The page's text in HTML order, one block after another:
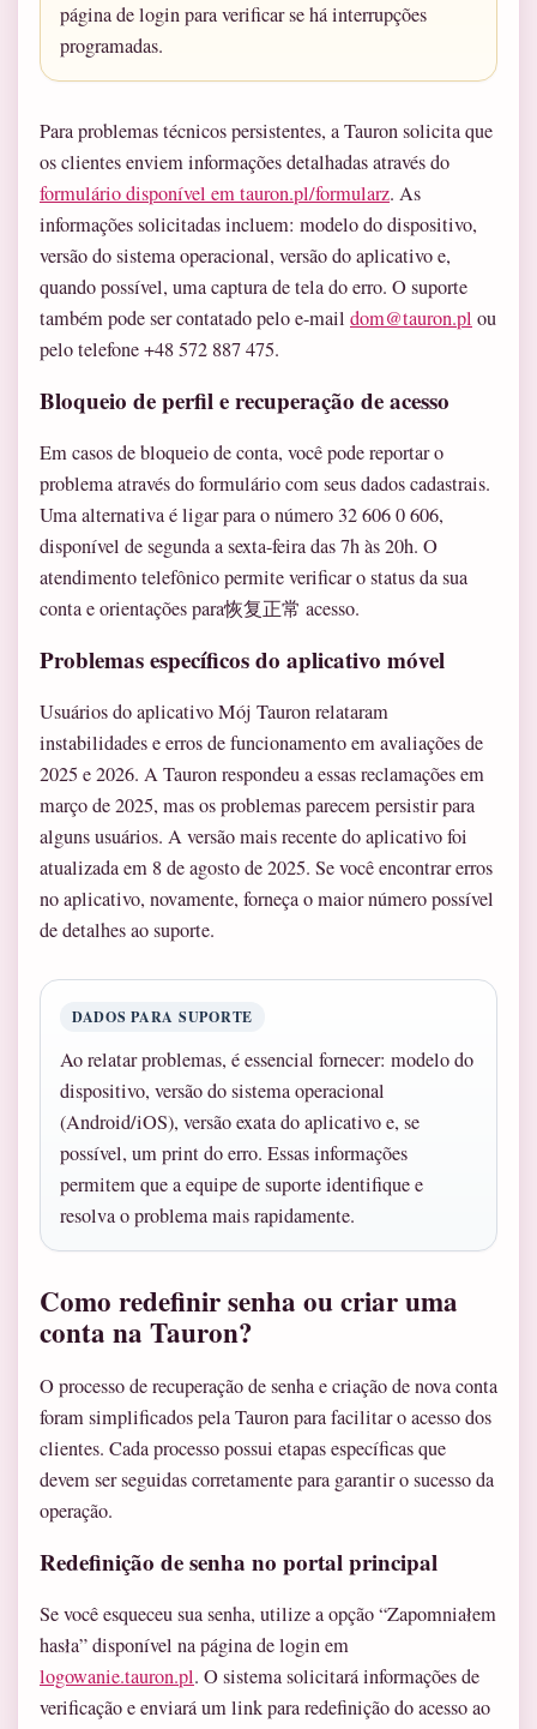
página de login para verificar se há interrupções
programadas.
Para problemas técnicos persistentes, a Tauron solicita que
os clientes enviem informações detalhadas através do
formulário disponível em tauron.pl/formularz. As
informações solicitadas incluem: modelo do dispositivo,
versão do sistema operacional, versão do aplicativo e,
quando possível, uma captura de tela do erro. O suporte
também pode ser contatado pelo e-mail dom@tauron.pl ou
pelo telefone +48 572 887 475.
Bloqueio de perfil e recuperação de acesso
Em casos de bloqueio de conta, você pode reportar o
problema através do formulário com seus dados cadastrais.
Uma alternativa é ligar para o número 32 606 0 606,
disponível de segunda a sexta-feira das 7h às 20h. O
atendimento telefônico permite verificar o status da sua
conta e orientações para恢复正常 acesso.
Problemas específicos do aplicativo móvel
Usuários do aplicativo Mój Tauron relataram
instabilidades e erros de funcionamento em avaliações de
2025 e 2026. A Tauron respondeu a essas reclamações em
março de 2025, mas os problemas parecem persistir para
alguns usuários. A versão mais recente do aplicativo foi
atualizada em 8 de agosto de 2025. Se você encontrar erros
no aplicativo, novamente, forneça o maior número possível
de detalhes ao suporte.
DADOS PARA SUPORTE
Ao relatar problemas, é essencial fornecer: modelo do
dispositivo, versão do sistema operacional
(Android/iOS), versão exata do aplicativo e, se
possível, um print do erro. Essas informações
permitem que a equipe de suporte identifique e
resolva o problema mais rapidamente.
Como redefinir senha ou criar uma
conta na Tauron?
O processo de recuperação de senha e criação de nova conta
foram simplificados pela Tauron para facilitar o acesso dos
clientes. Cada processo possui etapas específicas que
devem ser seguidas corretamente para garantir o sucesso da
operação.
Redefinição de senha no portal principal
Se você esqueceu sua senha, utilize a opção “Zapomniałem
hasła” disponível na página de login em
logowanie.tauron.pl. O sistema solicitará informações de
verificação e enviará um link para redefinição do acesso ao